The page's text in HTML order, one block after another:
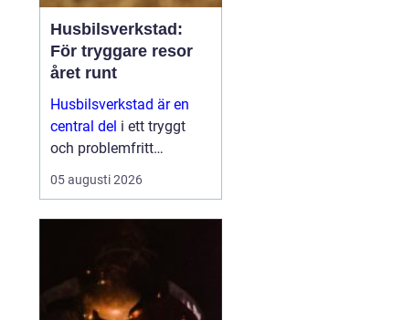
Husbilsverkstad:
För tryggare resor
året runt
Husbilsverkstad är en
central del i ett tryggt
och problemfritt
husbilsliv. När en husbil
används som både
05 augusti 2026